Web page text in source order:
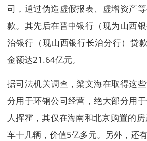
司，通过伪造虚假报表、虚增资产
款。其先后在晋中银行（现为山西
治银行（现山西银行长治分行）贷
金额达21.64亿元。
据司法机关调查，梁文海在取得这
分用于环钢公司经营，绝大部分用
人挥霍，其仅在海南和北京购置的
车十几辆，价值5亿多元。另外，还